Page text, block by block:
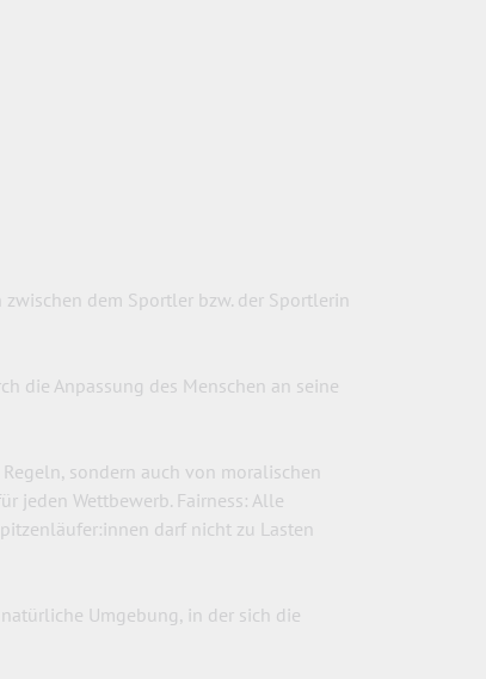
dem Sportler bzw. der Sportlerin
die Anpassung des Menschen an seine
sondern auch von moralischen
jeden Wettbewerb. Fairness: Alle
darf nicht zu Lasten
Umgebung, in der sich die